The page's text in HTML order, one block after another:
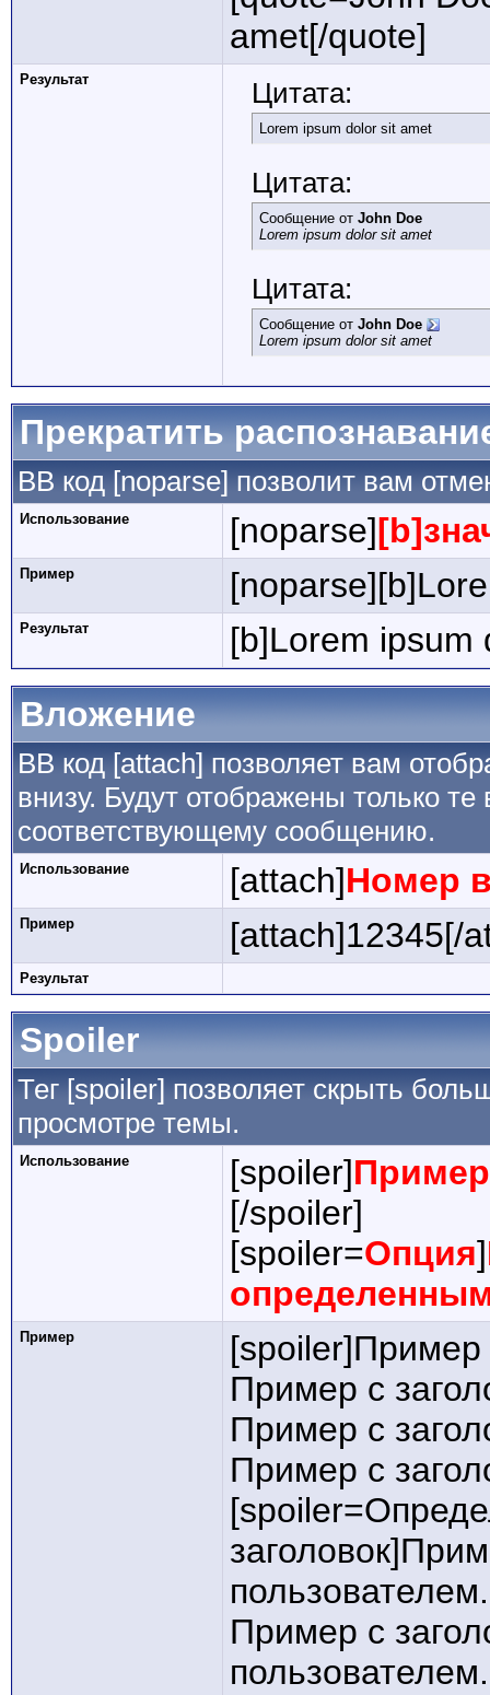
amet[/quote]
Результат Цитата:
Lorem ipsum dolor sit amet
Цитата:
Сообщение от John Doe
Lorem ipsum dolor sit amet
Цитата:
Сообщение от John Doe
Lorem ipsum dolor sit amet
Прекратить
BB код [noparse] позволит вам
Использование [noparse]
Пример
Результат
[b]Lorem ipsum
Вложение
BB код [attach] позволяет вам
внизу. Будут отображены только
соответствующему сообщению.
Использование [attach]Номер
Пример [attach]12345[/
Результат
Spoiler
Тег [spoiler] позволяет скрыть
просмотре темы.
Использование [spoiler]
[/spoiler]
[spoiler=Опция]
Пример
[spoiler]Пример
Пример с
Пример с
Пример с
пользователем.
Пример с
пользователем.